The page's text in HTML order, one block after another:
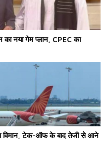
विमान, टेक-ऑफ के बाद तेजी से आने